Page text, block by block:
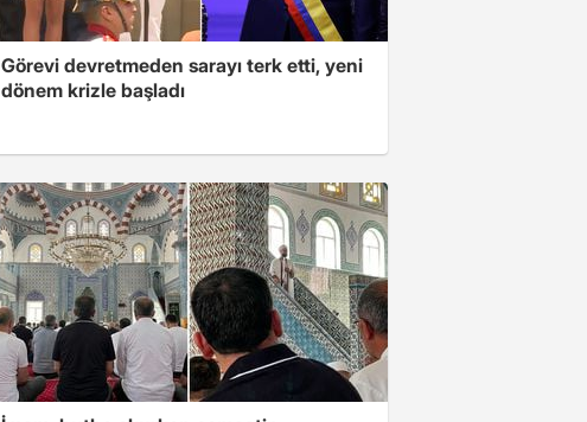
Görevi devretmeden sarayı terk etti, yeni
dönem krizle başladı